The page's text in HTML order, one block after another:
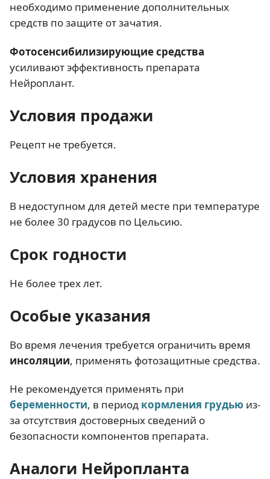
необходимо применение дополнительных
средств по защите от зачатия.
Фотосенсибилизирующие средства
усиливают эффективность препарата
Нейроплант.
Условия продажи
Рецепт не требуется.
Условия хранения
В недоступном для детей месте при температуре
не более 30 градусов по Цельсию.
Срок годности
Не более трех лет.
Особые указания
Во время лечения требуется ограничить время
инсоляции, применять фотозащитные средства.
Не рекомендуется применять при
беременности, в период кормления грудью из-
за отсутствия достоверных сведений о
безопасности компонентов препарата.
Аналоги Нейропланта